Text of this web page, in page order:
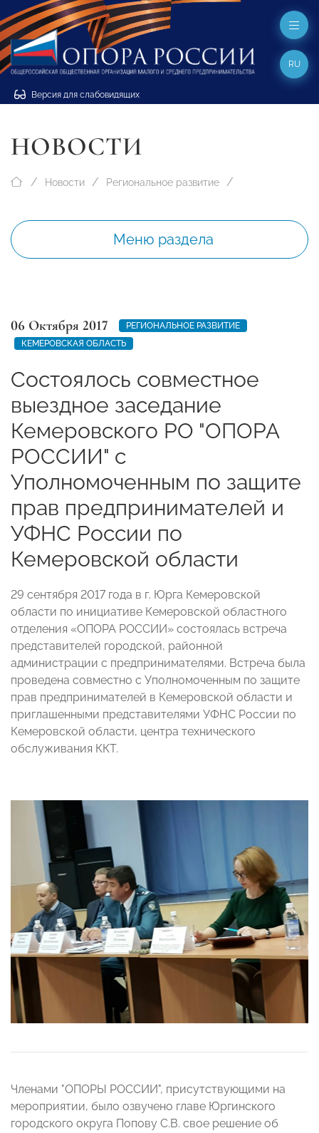
Версия для слабовидящих
RU
НОВОСТИ
Новости Региональное развитие
Меню раздела
06 Октября 2017
РЕГИОНАЛЬНОЕ РАЗВИТИЕ
КЕМЕРОВСКАЯ ОБЛАСТЬ
Состоялось совместное
выездное заседание
Кемеровского РО "ОПОРА
РОССИИ" с
Уполномоченным по защите
прав предпринимателей и
УФНС России по
Кемеровской области
29 сентября 2017 года в г. Юрга Кемеровской
области по инициативе Кемеровской областного
отделения «ОПОРА РОССИИ» состоялась встреча
представителей городской, районной
администрации с предпринимателями. Встреча была
проведена совместно с Уполномоченным по защите
прав предпринимателей в Кемеровской области и
приглашенными представителями УФНС России по
Кемеровской области, центра технического
обслуживания ККТ.
Членами "ОПОРЫ РОССИИ", присутствующими на
мероприятии, было озвучено главе Юргинского
городского округа Попову С.В. свое решение об